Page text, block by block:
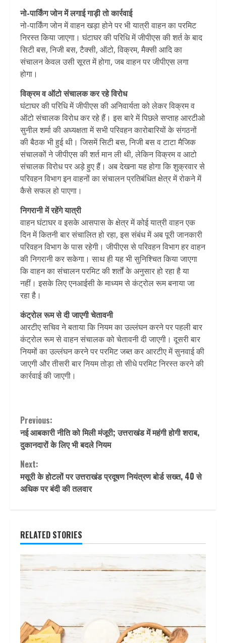
नो-पार्किंग जोन में लगाई गाड़ी तो कार्रवाई
नो-पार्किंग जोन में वाहन खड़ा होने पर भी यात्री वाहन का परमिट
निरस्त किया जाएगा। घंटाघर की परिधि में जीपीएस की शर्त के बाद
सिटी बस, निजी बस, टैक्सी, ऑटो, विक्रम, मैक्सी आदि का
संचालन केवल उसी सूरत में होगा, जब वाहन पर जीपीएस लगा
होगा।
विक्रम व ऑटो संचालक कर रहे विरोध
घंटाघर की परिधि में जीपीएस की अनिवार्यता को लेकर विक्रम व
ऑटो संचालक विरोध कर रहे हैं। इस बारे में पिछले सप्ताह आरटीओ
सुनील शर्मा की अध्यक्षता में सभी परिवहन कारोबारियों के संगठनों
की बैठक भी हुई थी। जिसमें सिटी बस, निजी बस व टाटा मैजिक
संचालकों ने जीपीएस की शर्त मान ली थी, लेकिन विक्रम व आटो
संचालक विरोध पर अड़े हुए हैं। अब देखना यह होगा कि शुक्रवार से
परिवहन विभाग इन वाहनों का संचालन प्रतिबंधित क्षेत्र में रोकने में
कैसे सफल हो पाएगा।
निगरानी में रहेंगे यात्री
वाहन घंटाघर व इसके आसपास के क्षेत्र में कोई यात्री वाहन एक
दिन में कितनी बार संचालित हो रहा, इस संबंध में अब पूरी जानकारी
परिवहन विभाग के पास रहेगी। जीपीएस से परिवहन विभाग हर वाहन
की निगरानी कर सकेगा। साथ ही यह भी सुनिश्चित किया जाएगा
कि वाहन का संचालन परमिट की शर्तों के अनुसार हो रहा है या
नहीं। इसके लिए एनआईसी के माध्यम से कंट्रोल रूम बनाया जा
रहा है।
कंट्रोल रूम से दी जाएगी चेतावनी
आरटीए सचिव ने बताया कि नियम का उल्लंघन करने पर पहली बार
कंट्रोल रूम से वाहन संचालक को चेतावनी दी जाएगी। दूसरी बार
नियमों का उल्लंघन करने पर परमिट जब्त कर आरटीए में सुनवाई की
जाएगी और तीसरी बार नियम तोड़ा तो सीधे परमिट निरस्त करने की
कार्रवाई की जाएगी।
Continue
Reading
Previous:
नई आबकारी नीति को मिली मंजूरी; उत्तराखंड में महंगी होगी शराब,
दुकानदारों के लिए भी बदले नियम
Next:
मसूरी के होटलों पर उत्तराखंड प्रदूषण नियंत्रण बोर्ड सख्त, 40 से
अधिक पर बंदी की तलवार
RELATED STORIES